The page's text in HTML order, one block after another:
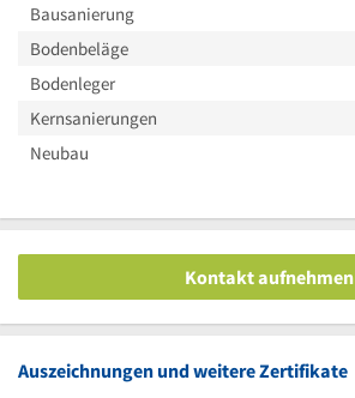
Bausanierung
Bodenbeläge
Bodenleger
Kernsanierungen
Neubau
Kontakt aufnehmen
Auszeichnungen und weitere Zertifikate